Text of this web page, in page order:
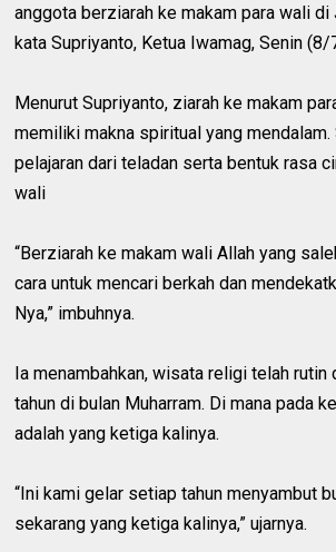
anggota berziarah ke makam para wali
kata Supriyanto, Ketua Iwamag, Senin
Menurut Supriyanto, ziarah ke makam
memiliki makna spiritual yang
pelajaran dari teladan serta bentuk rasa
wali
“Berziarah ke makam wali Allah yang
cara untuk mencari berkah dan
Nya,” imbuhnya.
Ia menambahkan, wisata religi telah
tahun di bulan Muharram. Di mana pada
adalah yang ketiga kalinya.
“Ini kami gelar setiap tahun menyambut
sekarang yang ketiga kalinya,” ujarnya.